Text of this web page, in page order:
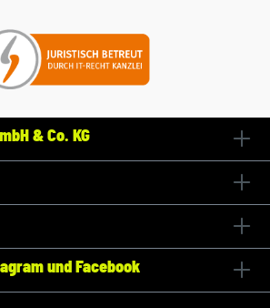
& Co. KG
und Facebook